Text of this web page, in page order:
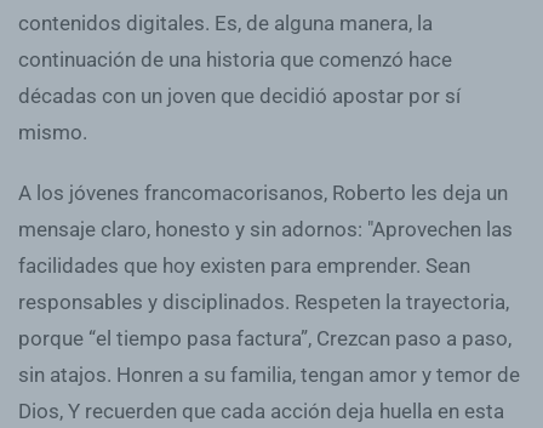
contenidos digitales. Es, de alguna manera, la
continuación de una historia que comenzó hace
décadas con un joven que decidió apostar por sí
mismo.
A los jóvenes francomacorisanos, Roberto les deja un
mensaje claro, honesto y sin adornos: "Aprovechen las
facilidades que hoy existen para emprender. Sean
responsables y disciplinados. Respeten la trayectoria,
porque “el tiempo pasa factura”, Crezcan paso a paso,
sin atajos. Honren a su familia, tengan amor y temor de
Dios, Y recuerden que cada acción deja huella en esta